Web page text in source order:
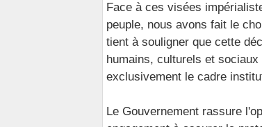
Face à ces visées
peuple, nous avons fait le
tient à souligner que cette
humains, culturels et
exclusivement le cadre
Le Gouvernement rassure